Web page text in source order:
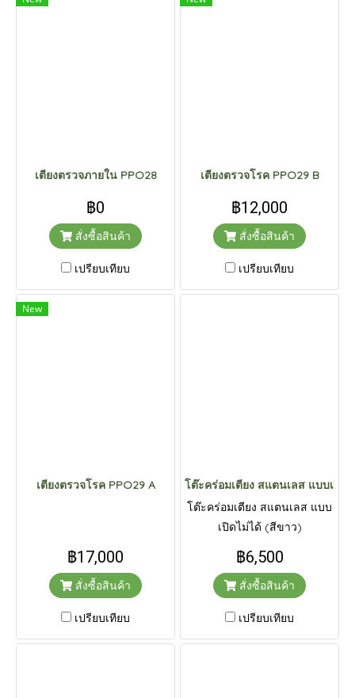
เตียงตรวจภายใน PPO28
฿0
สั่งซื้อสินค้า
เปรียบเทียบ
เตียงตรวจโรค PPO29 B
฿12,000
สั่งซื้อสินค้า
เปรียบเทียบ
New
เตียงตรวจโรค PPO29 A
฿17,000
สั่งซื้อสินค้า
เปรียบเทียบ
โต๊ะคร่อมเตียง สแตนเลส แบบเปิด
โต๊ะคร่อมเตียง สแตนเลส แบบ
เปิดไม่ได้ (สีขาว)
฿6,500
สั่งซื้อสินค้า
เปรียบเทียบ